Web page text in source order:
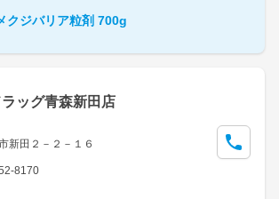
クジバリア粒剤 700g
ッグ青森新田店
新田２－２－１６
8170